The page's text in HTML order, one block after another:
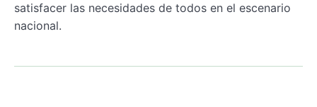
satisfacer las necesidades de todos en el escenario
nacional.